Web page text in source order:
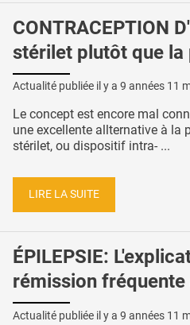
CONTRACEPTION
stérilet plutôt que la
Actualité publiée il y a 9 années 11
Le concept est encore mal
une excellente allternative à la
stérilet, ou dispositif intra- ...
LIRE LA SUITE
ÉPILEPSIE:
rémission
Actualité publiée il y a 9 années 11